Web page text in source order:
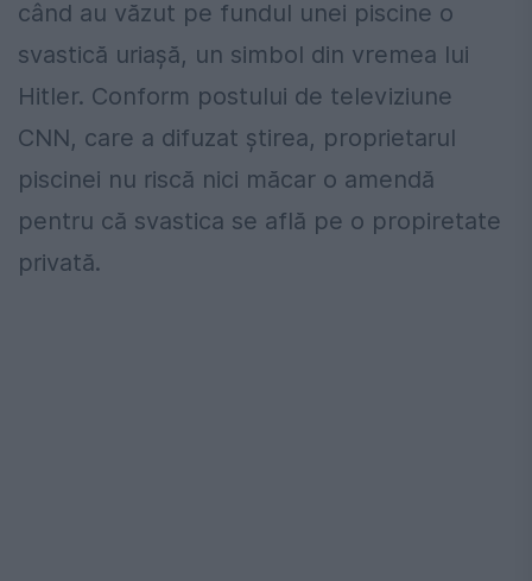
când au văzut pe fundul unei piscine o
svastică uriașă, un simbol din vremea lui
Hitler. Conform postului de televiziune
CNN, care a difuzat știrea, proprietarul
piscinei nu riscă nici măcar o amendă
pentru că svastica se află pe o propiretate
privată.